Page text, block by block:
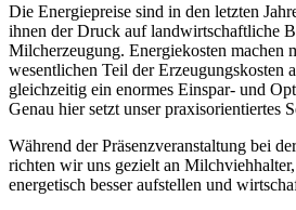
Die Energiepreise sind in den letzten
ihnen der Druck auf landwirtschaftliche
Milcherzeugung. Energiekosten machen
wesentlichen Teil der Erzeugungskosten
gleichzeitig ein enormes Einspar- und
Genau hier setzt unser praxisorientiertes
Während der Präsenzveranstaltung bei
richten wir uns gezielt an
energetisch besser aufstellen und